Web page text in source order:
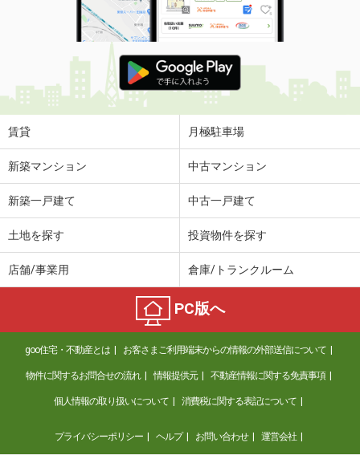
賃貸 月極駐車場
新築マンション 中古マンション
新築一戸建て 中古一戸建て
土地を探す 投資物件を探す
店舗/事業用 倉庫/トランクルーム
PC版へ
goo住宅・不動産とは お客さまご利用端末からの情報の外部送信について
物件に関するお問合せの流れ 情報提供元 不動産情報に関する免責事項
個人情報の取り扱いについて 消費税に関する表記について
プライバシーポリシー ヘルプ お問い合わせ 運営会社